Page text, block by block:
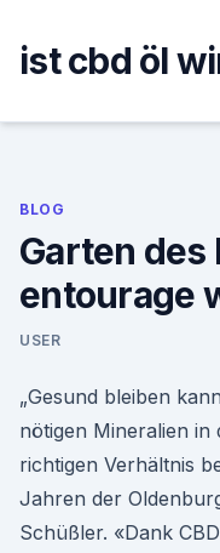
content
ist cbd öl
BLOG
Garten des
entourage
USER
„Gesund bleiben
nötigen Mineralien
richtigen Verhältnis
Jahren der
Schüßler. «Dank